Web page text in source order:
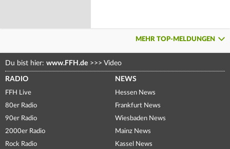
MEHR TOP-MELDUNGEN
Du bist hier: www.FFH.de >>> Video
RADIO
FFH Live
80er Radio
90er Radio
2000er Radio
Rock Radio
NEWS
Hessen News
Frankfurt News
Wiesbaden News
Mainz News
Kassel News